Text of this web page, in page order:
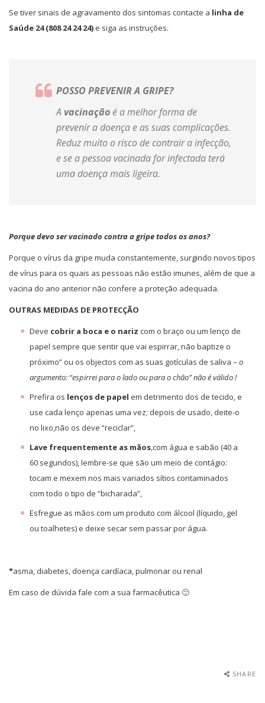
Se tiver sinais de agravamento dos sintomas contacte a linha de
Saúde 24 (808 24 24 24) e siga as instruções.
POSSO PREVENIR A GRIPE?
A vacinaçãoé a melhor forma de
prevenir a doença e as suas complicações.
Reduz muito o risco de contrair a infecção,
e se a pessoa vacinada for infectada terá
uma doença mais ligeira.
Porque devo ser vacinado contra a gripe todos os anos?
Porque o vírus da gripe muda constantemente, surgindo novos tipos
de vírus para os quais as pessoas não estão imunes, além de que a
vacina do ano anterior não confere a proteção adequada.
OUTRAS MEDIDAS DE PROTECÇÃO
Deve cobrir a boca e o nariz com o braço ou um lenço de
papel sempre que sentir que vai espirrar, não baptize o
próximo” ou os objectos com as suas gotículas de saliva – o
argumento: “espirrei para o lado ou para o chão” não é válido !
Prefira os lenços de papel em detrimento dos de tecido, e
use cada lenço apenas uma vez; depois de usado, deite-o
no lixo,não os deve “reciclar”,
Lave frequentemente as mãos,com água e sabão (40 a
60 segundos), lembre-se que são um meio de contágio:
tocam e mexem nos mais variados sítios contaminados
com todo o tipo de “bicharada”,
Esfregue as mãos com um produto com álcool (líquido, gel
ou toalhetes) e deixe secar sem passar por água.
*asma, diabetes, doença cardíaca, pulmonar ou renal
Em caso de dúvida fale com a sua farmacêutica 🙂
SHARE